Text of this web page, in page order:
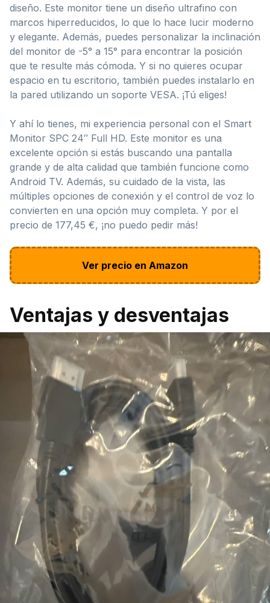
diseño. Este monitor tiene un diseño ultrafino con
marcos hiperreducidos, lo que lo hace lucir moderno
y elegante. Además, puedes personalizar la inclinación
del monitor de -5° a 15° para encontrar la posición
que te resulte más cómoda. Y si no quieres ocupar
espacio en tu escritorio, también puedes instalarlo en
la pared utilizando un soporte VESA. ¡Tú eliges!
Y ahí lo tienes, mi experiencia personal con el Smart
Monitor SPC 24″ Full HD. Este monitor es una
excelente opción si estás buscando una pantalla
grande y de alta calidad que también funcione como
Android TV. Además, su cuidado de la vista, las
múltiples opciones de conexión y el control de voz lo
convierten en una opción muy completa. Y por el
precio de 177,45 €, ¡no puedo pedir más!
Ver precio en Amazon
Ventajas y desventajas